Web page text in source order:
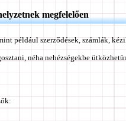
megfelelően
például szerződések, számlák,
néha nehézségekbe